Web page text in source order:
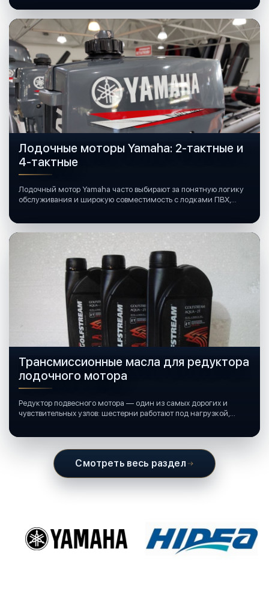
Лодочные моторы Yamaha: 2-тактные и
4-тактные
Лодочный мотор Yamaha часто выбирают за понятную логику
обслуживания и широкую совместимость с лодками ПВХ,
Трансмиссионные масла для редуктора
лодочного мотора
Редуктор подвесного мотора — один из самых дорогих и
чувствительных узлов: шестерни работают под нагрузкой,
Смотреть весь раздел